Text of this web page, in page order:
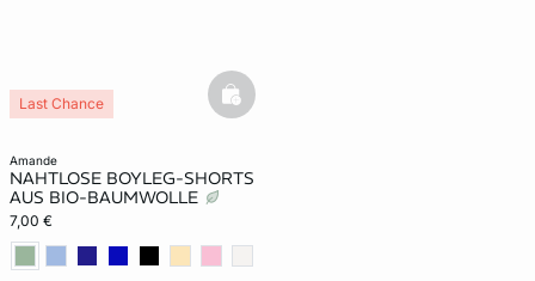
amande
NAHTLOSE BOYLEG-SHORTS
AUS BIO-BAUMWOLLE
7,00 €
Last Chance basketfull